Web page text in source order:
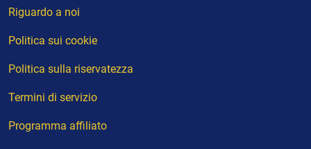
Riguardo a noi
Politica sui cookie
Politica sulla riservatezza
Termini di servizio
Programma affiliato